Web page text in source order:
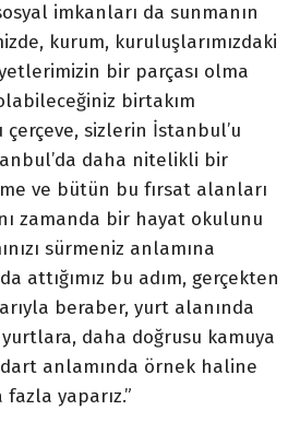
imkanları da sunmanın
kurum, kuruluşlarımızdaki
bir parçası olma
birtakım
sizlerin İstanbul’u
daha nitelikli bir
ve bütün bu fırsat alanları
zamanda bir hayat okulunu
sürmeniz anlamına
attığımız bu adım, gerçekten
beraber, yurt alanında
daha doğrusu kamuya
anlamında örnek haline
yaparız.”